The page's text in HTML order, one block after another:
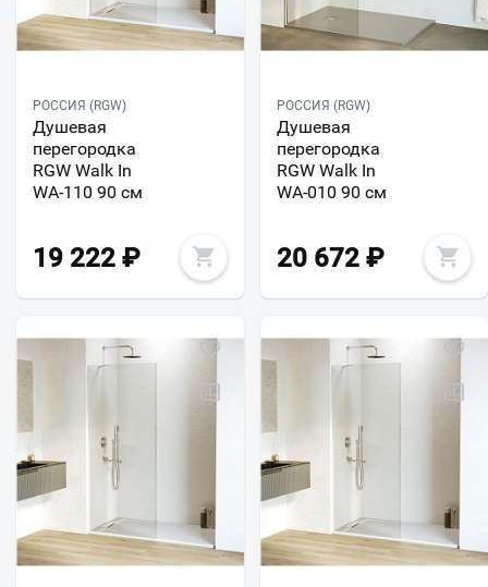
РОССИЯ (RGW)
Душевая
перегородка
RGW Walk In
WA-110 90 см
19 222 ₽
РОССИЯ (RGW)
Душевая
перегородка
RGW Walk In
WA-010 90 см
20 672 ₽